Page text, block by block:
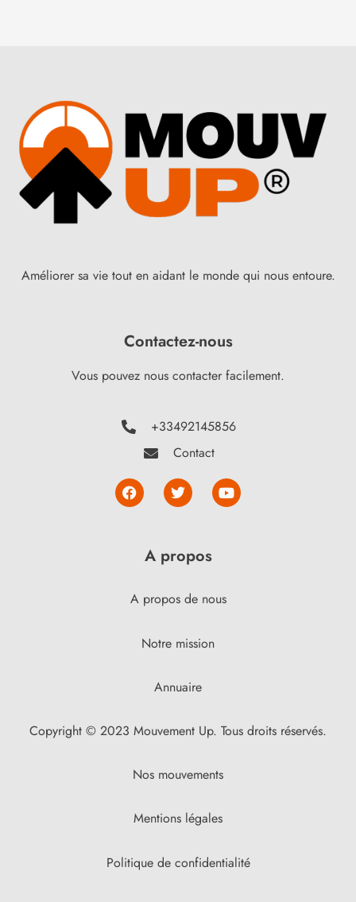
Améliorer sa vie tout en aidant le monde qui nous entoure.
Contactez-nous
Vous pouvez nous contacter facilement.
+33492145856
Contact
A propos
A propos de nous
Notre mission
Annuaire
Copyright © 2023 Mouvement Up. Tous droits réservés.
Nos mouvements
Mentions légales
Politique de confidentialité